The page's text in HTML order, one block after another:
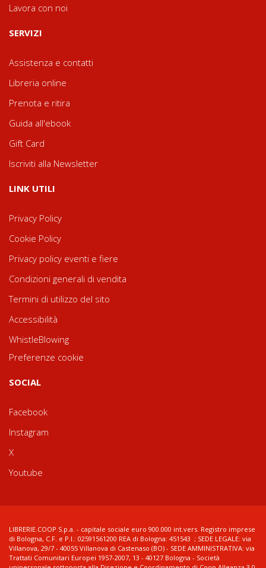
Lavora con noi
SERVIZI
Assistenza e contatti
Libreria online
Prenota e ritira
Guida all'ebook
Gift Card
Iscriviti alla Newsletter
LINK UTILI
Privacy Policy
Cookie Policy
Privacy policy eventi e fiere
Condizioni generali di vendita
Termini di utilizzo del sito
Accessibilità
WhistleBlowing
Preferenze cookie
SOCIAL
Facebook
Instagram
X
Youtube
LIBRERIE.COOP S.p.a. - capitale sociale euro 900.000 int.vers. Registro imprese
di Bologna, C.F. e P.I.: 02591561200 REA di Bologna: 451543 ; SEDE LEGALE: via
Villanova, 29/7 - 40055 Villanova di Castenaso (BO) - SEDE AMMINISTRATIVA: via
Trattati Comunitari Europei 1957-2007, 13 - 40127 Bologna - Società